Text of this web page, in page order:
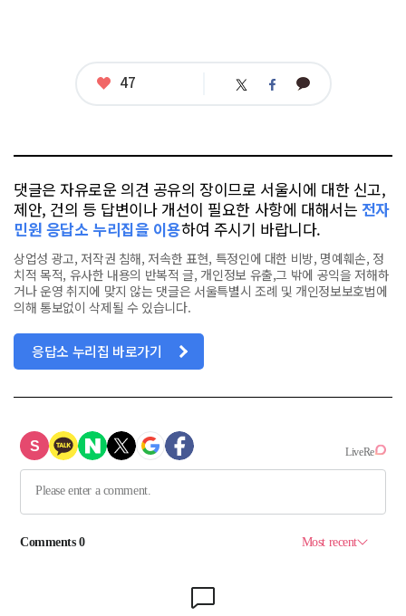
좋
47 트 페 카
댓글은 자유로운 의견 공유의 장이므로 서울시에 대한 신고,
제안, 건의 등 답변이나 개선이 필요한 사항에 대해서는 전자
민원 응답소 누리집을 이용하여 주시기 바랍니다.
상업성 광고, 저작권 침해, 저속한 표현, 특정인에 대한 비방, 명예훼손, 정
치적 목적, 유사한 내용의 반복적 글, 개인정보 유출,그 밖에 공익을 저해하
거나 운영 취지에 맞지 않는 댓글은 서울특별시 조례 및 개인정보보호법에
의해 통보없이 삭제될 수 있습니다.
응답소 누리집 바로가기